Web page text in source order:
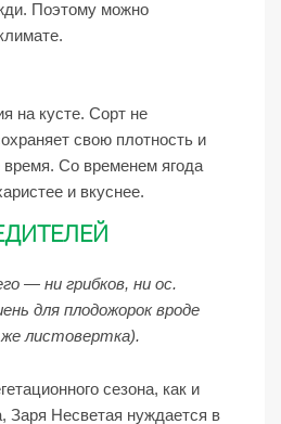
Поэтому можно
на кусте. Сорт не
свою плотность и
время. Со временем ягода
и вкуснее.
— ни грибков, ни ос.
для плодожорок вроде
же листовертка).
сезона, как и
Заря Несветая нуждается в